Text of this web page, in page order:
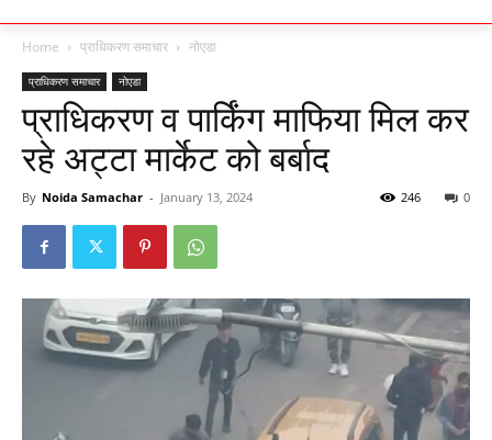
Home प्राधिकरण समाचार नोएडा
प्राधिकरण समाचार नोएडा
प्राधिकरण व पार्किंग माफिया मिल कर
रहे अट्टा मार्केट को बर्बाद
By Noida Samachar - January 13, 2024 0
246